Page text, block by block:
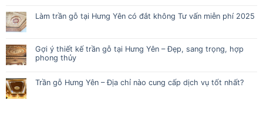
Làm trần gỗ tại Hưng Yên có đắt không Tư vấn miễn phí 2025
Gợi ý thiết kế trần gỗ tại Hưng Yên – Đẹp, sang trọng, hợp
phong thủy
Trần gỗ Hưng Yên – Địa chỉ nào cung cấp dịch vụ tốt nhất?